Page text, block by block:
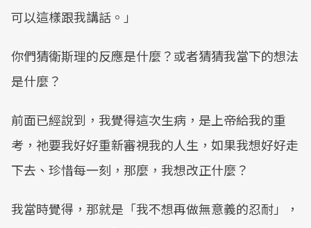
可以這樣跟我講話。」
你們猜衛斯理的反應是什麼？或者猜猜我當下的想法
是什麼？
前面已經說到，我覺得這次生病，是上帝給我的重
考，祂要我好好重新審視我的人生，如果我想好好走
下去、珍惜每一刻，那麼，我想改正什麼？
我當時覺得，那就是「我不想再做無意義的忍耐」，